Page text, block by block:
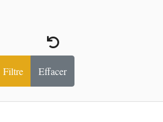
Filtre Effacer